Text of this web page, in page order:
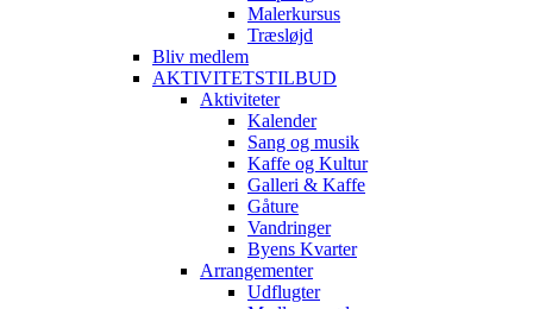
Malerkursus
Træsløjd
Bliv medlem
AKTIVITETSTILBUD
Aktiviteter
Kalender
Sang og musik
Kaffe og Kultur
Galleri & Kaffe
Gåture
Vandringer
Byens Kvarter
Arrangementer
Udflugter